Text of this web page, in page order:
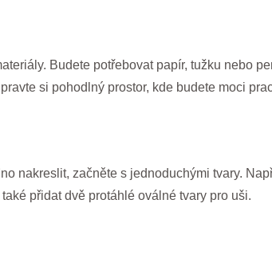
Budete potřebovat papír, tužku nebo
si pohodlný prostor, kde budete moci
nakreslit, začněte s jednoduchými tvary.
přidat dvě protáhlé oválné tvary pro uši.